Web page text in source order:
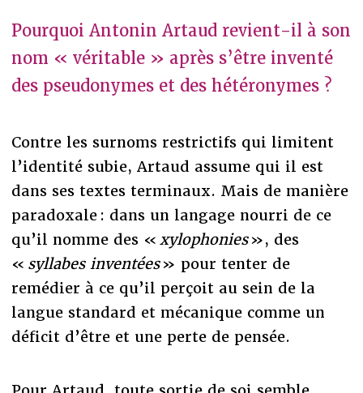
Pourquoi Antonin Artaud revient-il à son
nom « véritable » après s’être inventé
des pseudonymes et des hétéronymes ?
Contre les surnoms restrictifs qui limitent
l’identité subie, Artaud assume qui il est
dans ses textes terminaux. Mais de manière
paradoxale : dans un langage nourri de ce
qu’il nomme des « xylophonies», des
« syllabes inventées» pour tenter de
remédier à ce qu’il perçoit au sein de la
langue standard et mécanique comme un
déficit d’être et une perte de pensée.